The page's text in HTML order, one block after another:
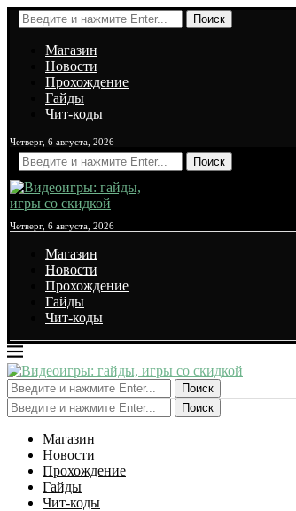
Поиск
Магазин
Новости
Прохождение
Гайды
Чит-коды
Четверг, 6 августа, 2026
Поиск
Четверг, 6 августа, 2026
Магазин
Новости
Прохождение
Гайды
Чит-коды
Поиск
Поиск
Магазин
Новости
Прохождение
Гайды
Чит-коды